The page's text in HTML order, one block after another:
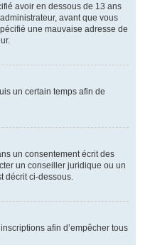
avoir en dessous de 13 ans
avant que vous
une mauvaise adresse de
un certain temps afin de
un consentement écrit des
un conseiller juridique ou un
décrit ci-dessous.
afin d’empêcher tous